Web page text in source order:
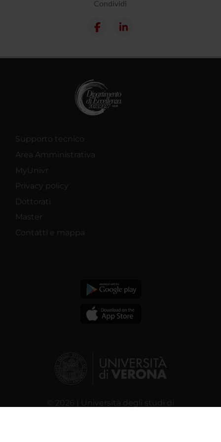
Condividi
Supporto tecnico
Area Amministrativa
MyUnivr
Privacy policy
Dottorati
Master
Contatti e mappa
© 2026 | Università degli studi di